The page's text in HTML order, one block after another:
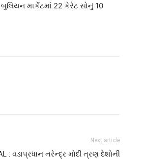
માર્કેટમાં 22 કેરેટ સોનું 10
Next article
: વડાપ્રધાન નરેન્દ્ર મોદી ત્રણ દેશોની